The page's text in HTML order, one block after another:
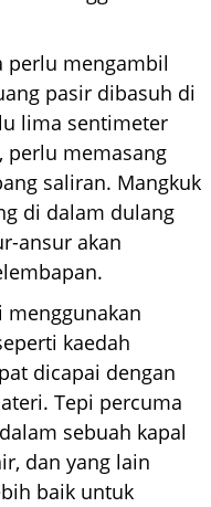
perlu mengambil
pasir dibasuh di
lima sentimeter
perlu memasang
saliran. Mangkuk
di dalam dulang
ansur akan
menggunakan
kaedah
dicapai dengan
Tepi percuma
sebuah kapal
dan yang lain
baik untuk